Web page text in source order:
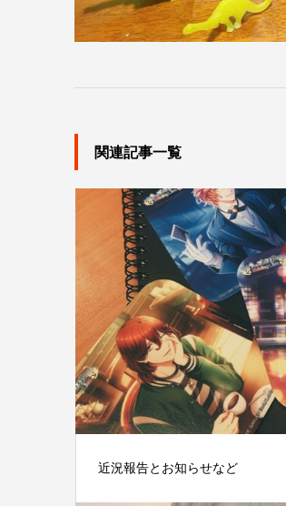
関連記事一覧
近況報告とお知らせなど